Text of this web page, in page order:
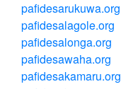
pafidesarukuwa.org
pafidesalagole.org
pafidesalonga.org
pafidesawaha.org
pafidesakamaru.org